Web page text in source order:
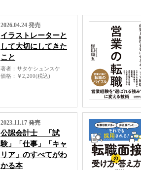
2026.04.24 発売
イラストレーターと
して大切にしてきた
こと
著者
サタケシュンスケ
価格
￥2,200(税込)
2023.11.17 発売
公認会計士 「試
験」「仕事」「キャ
リア」のすべてがわ
かる本